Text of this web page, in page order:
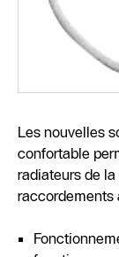
Les nouvelles
confortable
radiateurs de
raccordements